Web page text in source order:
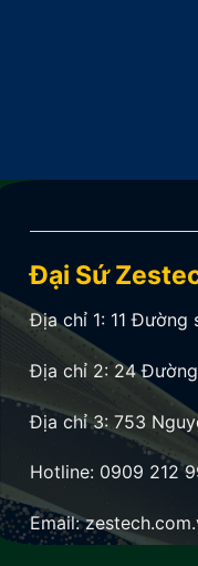
Đại Sứ
Địa chỉ 1: 11 Đường
Địa chỉ 2: 24
Địa chỉ 3: 753
Hotline: 0909 212
Email: